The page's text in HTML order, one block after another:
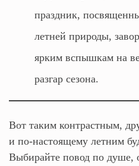
праздник,
летней природы,
ярким вспышкам на
разгар сезона.
Вот таким контрастным,
и по-настоящему летним
Выбирайте повод по душе,